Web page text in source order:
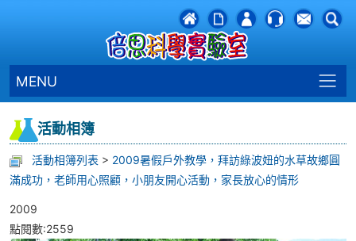
MENU
活動相簿
活動相簿列表 > 2009暑假戶外教學，拜訪綠波妞的水草故鄉圓
滿成功，老師用心照顧，小朋友開心活動，家長放心的情形
2009
點閱數:2559